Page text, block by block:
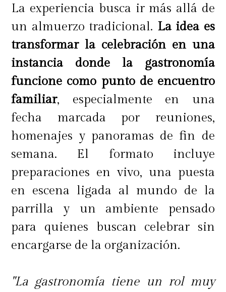
La experiencia busca ir más allá de
un almuerzo tradicional. La idea es
transformar la celebración en una
instancia donde la gastronomía
funcione como punto de encuentro
familiar, especialmente en una
fecha marcada por reuniones,
homenajes y panoramas de fin de
semana. El formato incluye
preparaciones en vivo, una puesta
en escena ligada al mundo de la
parrilla y un ambiente pensado
para quienes buscan celebrar sin
encargarse de la organización.
"La gastronomía tiene un rol muy